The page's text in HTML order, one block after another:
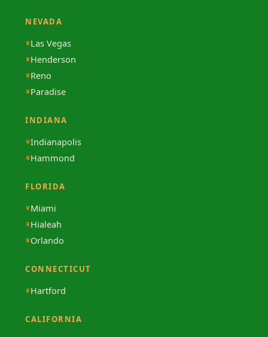
NEVADA
Las Vegas
Henderson
Reno
Paradise
INDIANA
Indianapolis
Hammond
FLORIDA
Miami
Hialeah
Orlando
CONNECTICUT
Hartford
CALIFORNIA